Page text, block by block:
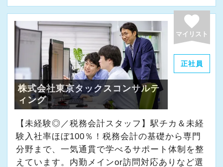
経験やスキルももちろん重要ですが、それ以上
に周囲への思いやりや感謝の気持ちを持ち、誠
実に仕事へ向き合える方と一緒に働きたいと考
えています。
・素直な姿勢で新しいことを学べる方
・周囲と協力しながら業務を進められる方
・お客様や仲間に対して誠実に対応できる方
・成長意欲を持ち、前向きにチャレンジできる
方
favorite
マイリスト
正社員
株式会社東京タックスコンサルテ
ィング
【未経験◎／税務会計スタッフ】駅チカ＆未経
験入社率ほぼ100％！税務会計の基礎から専門
分野まで、一気通貫で学べるサポート体制を整
えています。内勤メインor訪問対応ありなど選